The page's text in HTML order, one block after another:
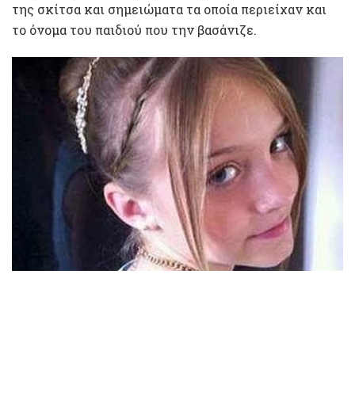
της σκίτσα και σημειώματα τα οποία περιείχαν και
το όνομα του παιδιού που την βασάνιζε.